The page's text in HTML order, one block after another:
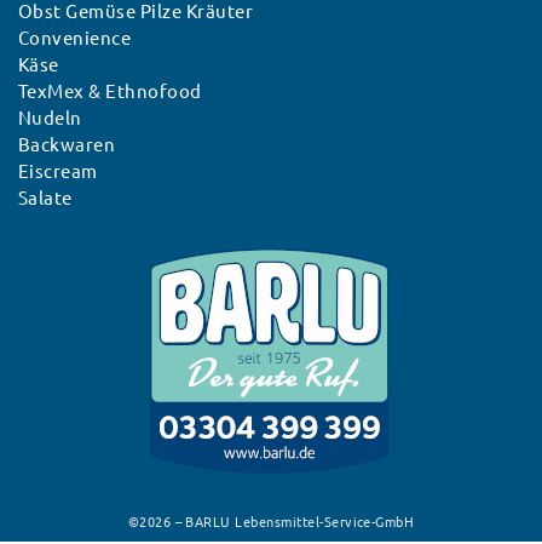
Obst Gemüse Pilze Kräuter
Convenience
Käse
TexMex & Ethnofood
Nudeln
Backwaren
Eiscream
Salate
©2026 – BARLU Lebensmittel-Service-GmbH